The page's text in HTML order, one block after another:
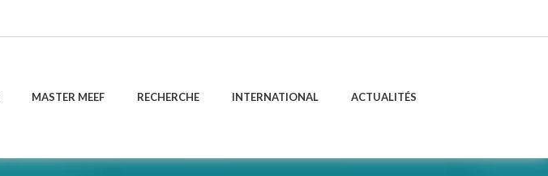
MASTER MEEF RECHERCHE INTERNATIONAL ACTUALITÉS